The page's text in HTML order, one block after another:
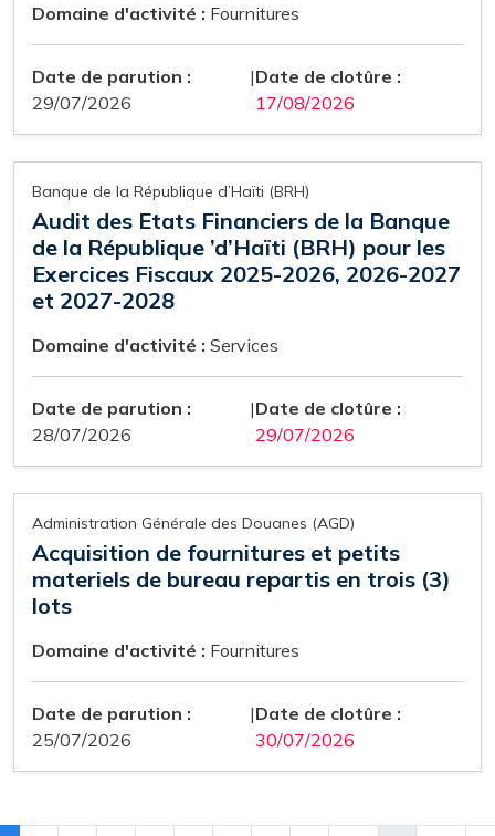
Domaine d'activité : Fournitures
Date de parution :
29/07/2026
|Date de clotûre :
17/08/2026
Banque de la République d’Haïti (BRH)
Audit des Etats Financiers de la Banque
de la République ’d’Haïti (BRH) pour les
Exercices Fiscaux 2025-2026, 2026-2027
et 2027-2028
Domaine d'activité : Services
Date de parution :
28/07/2026
|Date de clotûre :
29/07/2026
Administration Générale des Douanes (AGD)
Acquisition de fournitures et petits
materiels de bureau repartis en trois (3)
lots
Domaine d'activité : Fournitures
Date de parution :
25/07/2026
|Date de clotûre :
30/07/2026